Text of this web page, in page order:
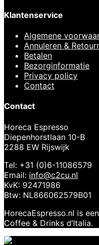
Klantenservice
Algemene
Annuleren &
Betalen
Bezorginformatie
Privacy policy
Contact
Contact
Horeca Espresso
Diepenhorstlaan 10-B
2288 EW Rijswijk
Tel: +31 (0)6-11086579
Email: info@c2cu.nl
KvK: 92471986
Btw: NL866062579B01
HorecaEspresso.nl is
Coffee & Drinks d’Italia.